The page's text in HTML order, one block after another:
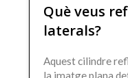
Què veus
laterals?
Aquest cilindre
la imatge plana